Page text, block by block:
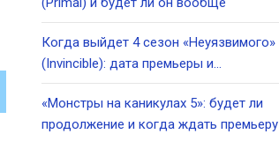
Когда выйдет 4 сезон «Неуязвимого»
(Invincible): дата премьеры и…
«Монстры на каникулах 5»: будет ли
продолжение и когда ждать премьеру